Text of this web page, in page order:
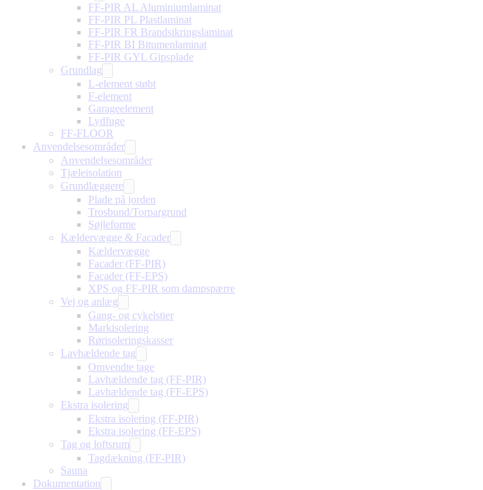
FF-PIR AL Aluminiumlaminat
FF-PIR PL Plastlaminat
FF-PIR FR Brandsikringslaminat
FF-PIR BI Bitumenlaminat
FF-PIR GYL Gipsplade
Grundlag
L-element støbt
F-element
Garageelement
Lydfuge
FF-FLOOR
Anvendelsesområder
Anvendelsesområder
Tjæleisolation
Grundlæggere
Plade på jorden
Trosbund/Torpargrund
Søjleforme
Kældervægge & Facader
Kældervægge
Facader (FF-PIR)
Facader (FF-EPS)
XPS og FF-PIR som dampspærre
Vej og anlæg
Gang- og cykelstier
Markisolering
Rørisoleringskasser
Lavhældende tag
Omvendte tage
Lavhældende tag (FF-PIR)
Lavhældende tag (FF-EPS)
Ekstra isolering
Ekstra isolering (FF-PIR)
Ekstra isolering (FF-EPS)
Tag og loftsrum
Tagdækning (FF-PIR)
Sauna
Dokumentation